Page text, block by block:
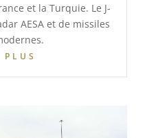
et la Turquie. Le J-
AESA et de missiles